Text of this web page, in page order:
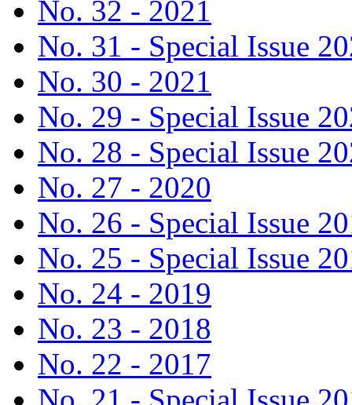
No. 32 - 2021
No. 31 - Special Issue
No. 30 - 2021
No. 29 - Special Issue
No. 28 - Special Issue
No. 27 - 2020
No. 26 - Special Issue
No. 25 - Special Issue
No. 24 - 2019
No. 23 - 2018
No. 22 - 2017